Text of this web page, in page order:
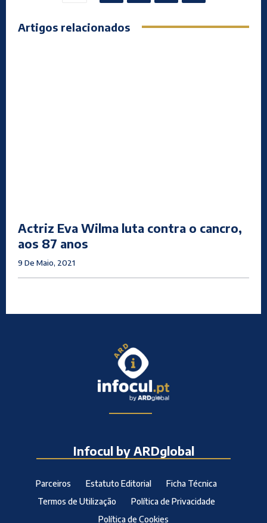
Artigos relacionados
Actriz Eva Wilma luta contra o cancro,
aos 87 anos
9 De Maio, 2021
Infocul by ARDglobal
Parceiros Estatuto Editorial
Ficha Técnica
Termos de Utilização
Política de Privacidade
Política de Cookies